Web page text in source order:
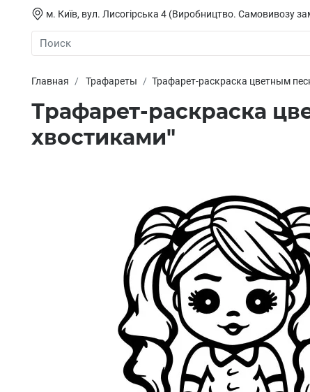
м. Київ, вул. Лисогірська 4 (Виробництво. Самовивозу
Главная Трафареты Трафарет-раскраска цветным
Трафарет-раскраска
хвостиками"